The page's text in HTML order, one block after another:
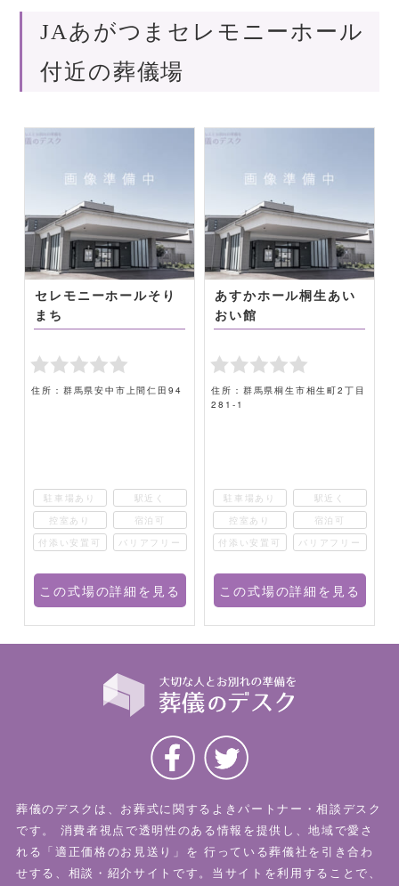
JAあがつまセレモニーホール
付近の葬儀場
セレモニーホールそり
まち
住所：群馬県安中市上間仁田94
駐車場あり
駅近く
控室あり
宿泊可
付添い安置可
バリアフリー
この式場の詳細を見る
あすかホール桐生あい
おい館
住所：群馬県桐生市相生町2丁目
281-1
駐車場あり
駅近く
控室あり
宿泊可
付添い安置可
バリアフリー
この式場の詳細を見る
葬儀のデスクは、お葬式に関するよきパートナー・相談デスク
です。
消費者視点で透明性のある情報を提供し、地域で愛さ
れる「適正価格のお見送り」を 行っている葬儀社を引き合わ
せする、相談・紹介サイトです。当サイトを利用することで、